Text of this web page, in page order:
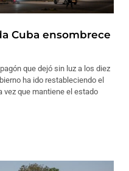
Cuba ensombrece
que dejó sin luz a los diez
ha ido restableciendo el
que mantiene el estado